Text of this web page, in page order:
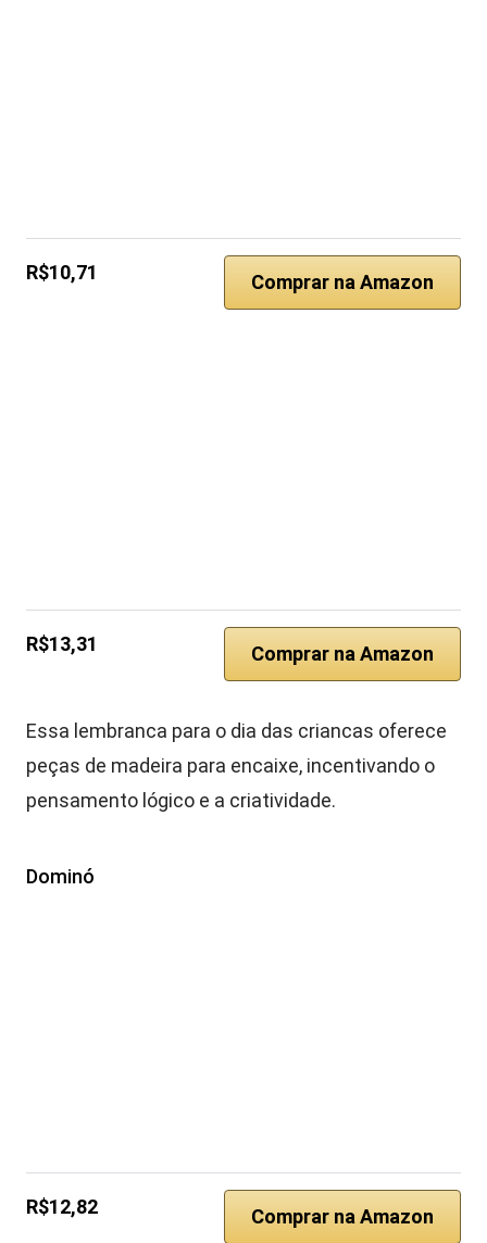
R$10,71 Comprar na Amazon
R$13,31 Comprar na Amazon
Essa lembranca para o dia das criancas oferece
peças de madeira para encaixe, incentivando o
pensamento lógico e a criatividade.
Dominó
R$12,82 Comprar na Amazon